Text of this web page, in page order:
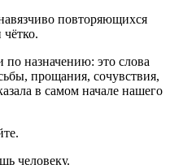
повторяющихся
это слова
прощания, сочувствия,
в самом начале нашего
человеку.